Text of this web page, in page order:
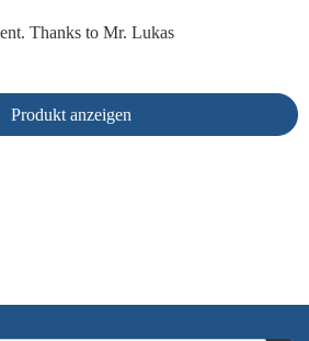
Thanks to Mr. Lukas
Produkt anzeigen